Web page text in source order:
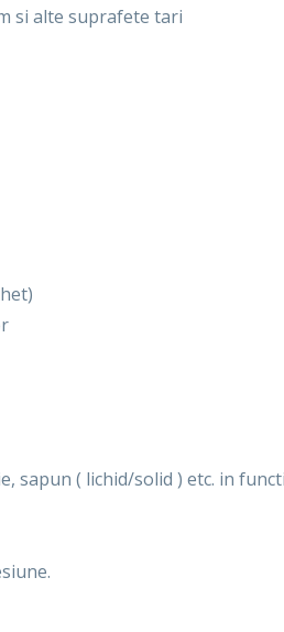
si alte suprafete tari
sapun ( lichid/solid ) etc. in